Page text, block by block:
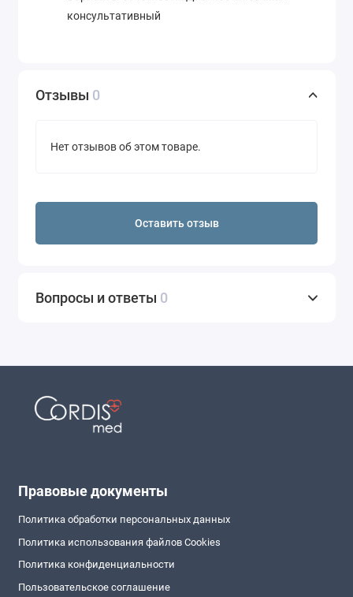
консультативный
Отзывы 0
Нет отзывов об этом товаре.
Оставить отзыв
Вопросы и ответы 0
Правовые документы
Политика обработки персональных данных
Политика использования файлов Cookies
Политика конфиденциальности
Пользовательское соглашение